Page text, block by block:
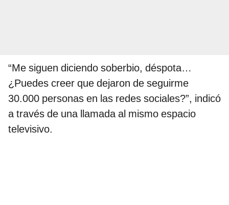
“Me siguen diciendo soberbio, déspota…
¿Puedes creer que dejaron de seguirme
30.000 personas en las redes sociales?”, indicó
a través de una llamada al mismo espacio
televisivo.